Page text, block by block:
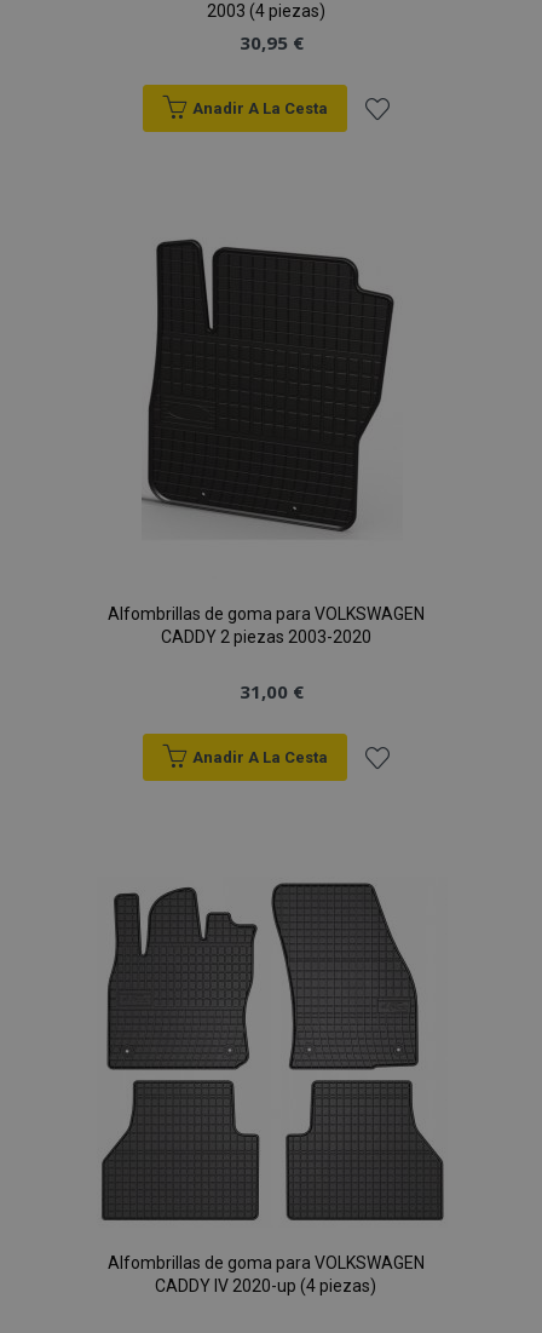
2003 (4 piezas)
30,95 €
Anadir A La Cesta
de
Deseos
Alfombrillas de goma para VOLKSWAGEN
CADDY 2 piezas 2003-2020
31,00 €
Anadir A La Cesta
Lista
de
Deseos
Alfombrillas de goma para VOLKSWAGEN
CADDY IV 2020-up (4 piezas)